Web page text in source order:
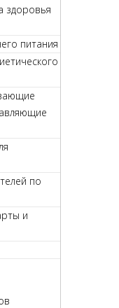
здоровья
питания
по
и